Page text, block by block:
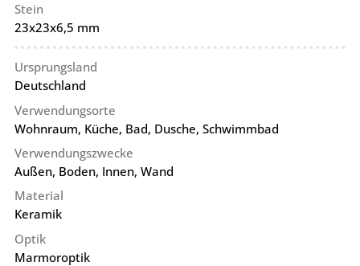
Stein
23x23x6,5 mm
Ursprungsland
Deutschland
Verwendungsorte
Wohnraum, Küche, Bad, Dusche, Schwimmbad
Verwendungszwecke
Außen, Boden, Innen, Wand
Material
Keramik
Optik
Marmoroptik